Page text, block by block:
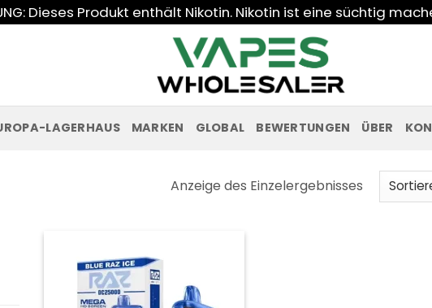
Dieses Produkt enthält Nikotin. Nikotin ist eine süchtig
LAGERHAUS MARKEN GLOBAL BEWERTUNGEN ÜBER
Anzeige des Einzelergebnisses